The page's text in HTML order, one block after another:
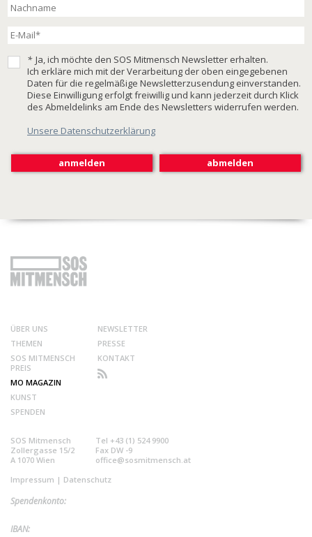
* Ja, ich möchte den SOS Mitmensch Newsletter erhalten.
Ich erkläre mich mit der Verarbeitung der oben eingegebenen
Daten für die regelmäßige Newsletterzusendung einverstanden.
Diese Einwilligung erfolgt freiwillig und kann jederzeit durch Klick
des Abmeldelinks am Ende des Newsletters widerrufen werden.
Unsere Datenschutzerklärung
ÜBER UNS
THEMEN
SOS MITMENSCH
PREIS
MO MAGAZIN
KUNST
SPENDEN
NEWSLETTER
PRESSE
KONTAKT
SOS Mitmensch
Zollergasse 15/2
A 1070 Wien
Tel +43 (1) 524 9900
Fax DW -9
office@sosmitmensch.at
Impressum | Datenschutz
Spendenkonto:
IBAN: